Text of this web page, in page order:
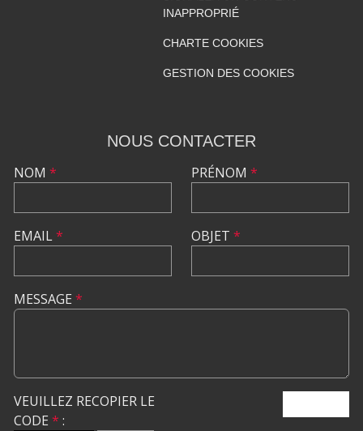
INAPPROPRIÉ
CHARTE COOKIES
GESTION DES COOKIES
NOUS CONTACTER
NOM *
EMAIL*
PRÉNOM *
OBJET *
MESSAGE *
VEUILLEZ RECOPIER LE
CODE * :